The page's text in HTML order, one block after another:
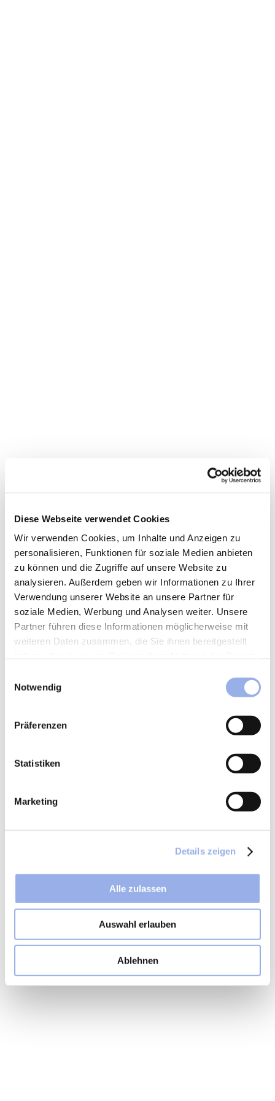
Diese Webseite verwendet Cookies
Wir verwenden Cookies, um Inhalte und Anzeigen zu
personalisieren, Funktionen für soziale Medien anbieten
zu können und die Zugriffe auf unsere Website zu
analysieren. Außerdem geben wir Informationen zu Ihrer
Verwendung unserer Website an unsere Partner für
soziale Medien, Werbung und Analysen weiter. Unsere
Partner führen diese Informationen möglicherweise mit
weiteren Daten zusammen, die Sie ihnen bereitgestellt
Notwendig
Präferenzen
Statistiken
Marketing
Details zeigen
Alle zulassen
Auswahl erlauben
Ablehnen